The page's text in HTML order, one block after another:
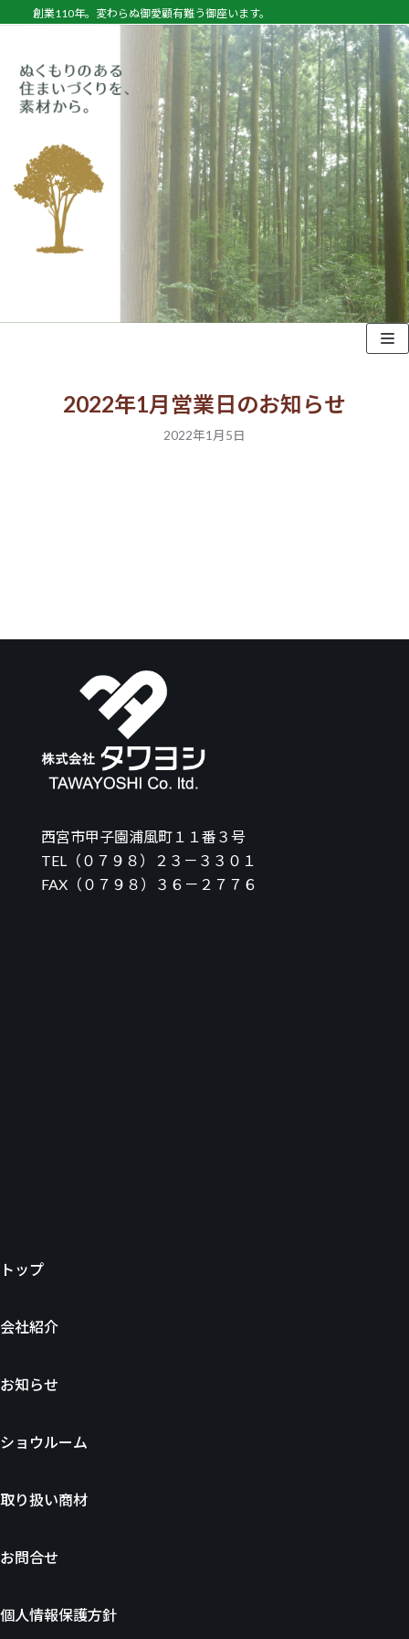
創業110年。変わらぬ御愛顧有難う御座います。
コ
テ
ン
ツ
ス
キ
2022年1月営業日のお知らせ
2022年1月5日
西宮市甲子園浦風町１１番３号
TEL（０７９８）２３－３３０１
FAX（０７９８）３６－２７７６
トップ
会社紹介
お知らせ
ショウルーム
取り扱い商材
お問合せ
個人情報保護方針